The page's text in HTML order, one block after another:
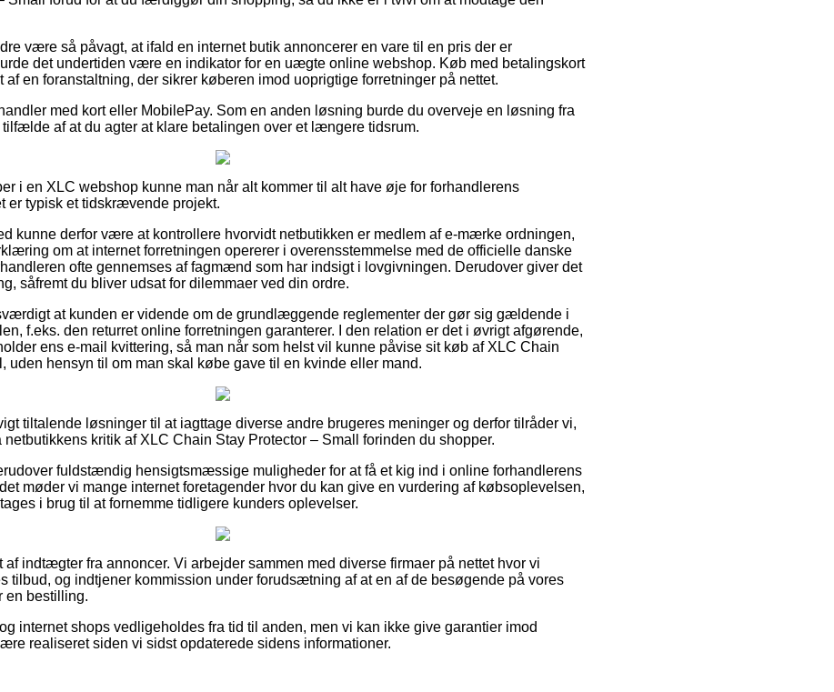
være så påvagt, at ifald en internet butik annoncerer en vare til en pris der er
det undertiden være en indikator for en uægte online webshop. Køb med betalingskort
af en foranstaltning, der sikrer køberen imod uoprigtige forretninger på nettet.
med kort eller MobilePay. Som en anden løsning burde du overveje en løsning fra
af at du agter at klare betalingen over et længere tidsrum.
i en XLC webshop kunne man når alt kommer til alt have øje for forhandlerens
er typisk et tidskrævende projekt.
kunne derfor være at kontrollere hvorvidt netbutikken er medlem af e-mærke ordningen,
om at internet forretningen opererer i overensstemmelse med de officielle danske
ofte gennemses af fagmænd som har indsigt i lovgivningen. Derudover giver det
såfremt du bliver udsat for dilemmaer ved din ordre.
at kunden er vidende om de grundlæggende reglementer der gør sig gældende i
f.eks. den returret online forretningen garanterer. I den relation er det i øvrigt afgørende,
ens e-mail kvittering, så man når som helst vil kunne påvise sit køb af XLC Chain
uden hensyn til om man skal købe gave til en kvinde eller mand.
tiltalende løsninger til at iagttage diverse andre brugeres meninger og derfor tilråder vi,
kritik af XLC Chain Stay Protector – Small forinden du shopper.
fuldstændig hensigtsmæssige muligheder for at få et kig ind i online forhandlerens
møder vi mange internet foretagender hvor du kan give en vurdering af købsoplevelsen,
i brug til at fornemme tidligere kunders oplevelser.
af indtægter fra annoncer. Vi arbejder sammen med diverse firmaer på nettet hvor vi
tilbud, og indtjener kommission under forudsætning af at en af de besøgende på vores
en bestilling.
internet shops vedligeholdes fra tid til anden, men vi kan ikke give garantier imod
realiseret siden vi sidst opdaterede sidens informationer.